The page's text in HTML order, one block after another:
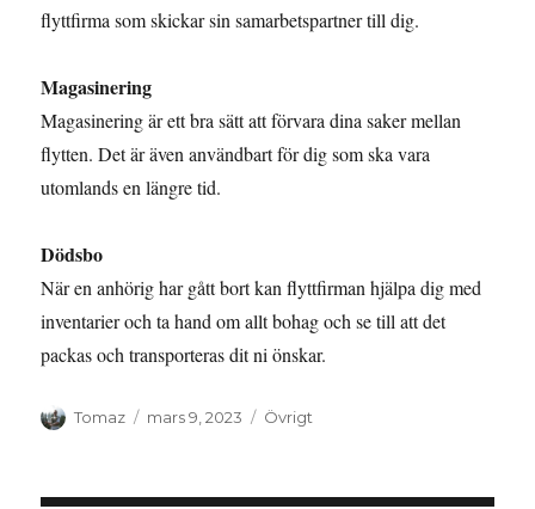
flyttfirma som skickar sin samarbetspartner till dig.
Magasinering
Magasinering är ett bra sätt att förvara dina saker mellan
flytten. Det är även användbart för dig som ska vara
utomlands en längre tid.
Dödsbo
När en anhörig har gått bort kan flyttfirman hjälpa dig med
inventarier och ta hand om allt bohag och se till att det
packas och transporteras dit ni önskar.
Författare
Tomaz
Publicerat
mars 9, 2023 Kategorier
Övrigt